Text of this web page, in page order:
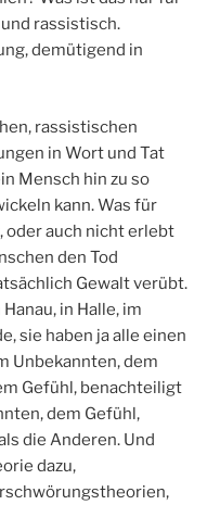
rassistisch.
demütigend in
rassistischen
in Wort und Tat
Mensch hin zu so
kann. Was für
oder auch nicht erlebt
den Tod
Gewalt verübt.
in Halle, im
sie haben ja alle einen
Unbekannten, dem
Gefühl, benachteiligt
dem Gefühl,
die Anderen. Und
dazu,